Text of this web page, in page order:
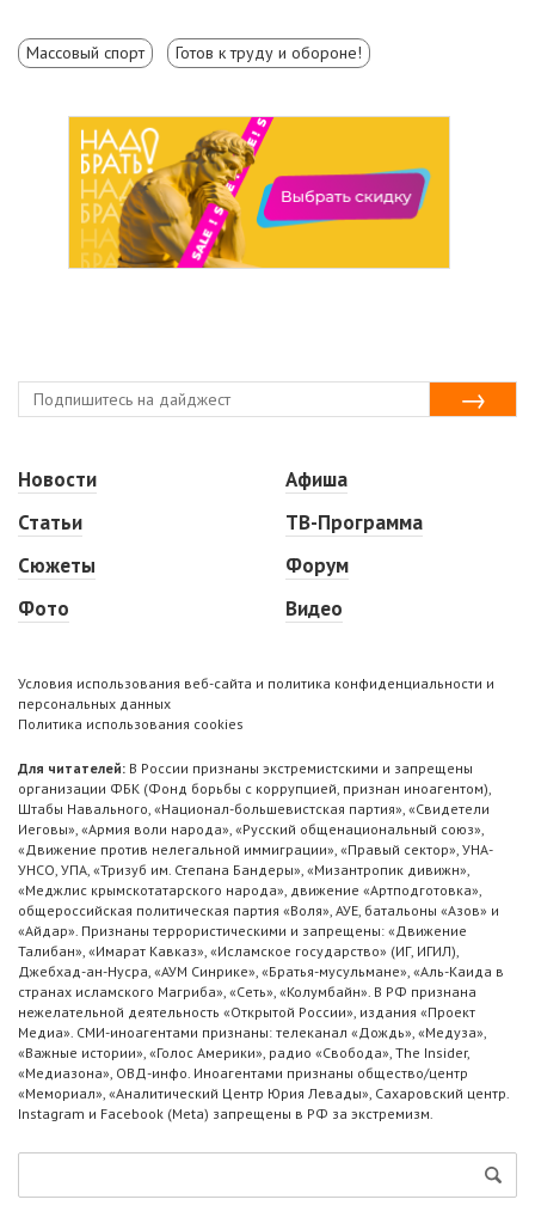
Массовый спорт Готов к труду и обороне!
Новости
Статьи
Сюжеты
Фото
Афиша
ТВ-Программа
Форум
Видео
Условия использования веб-сайта и политика конфиденциальности и
персональных данных
Политика использования cookies
Для читателей: В России признаны экстремистскими и запрещены
организации ФБК (Фонд борьбы с коррупцией, признан иноагентом),
Штабы Навального, «Национал-большевистская партия», «Свидетели
Иеговы», «Армия воли народа», «Русский общенациональный союз»,
«Движение против нелегальной иммиграции», «Правый сектор», УНА-
УНСО, УПА, «Тризуб им. Степана Бандеры», «Мизантропик дивижн»,
«Меджлис крымскотатарского народа», движение «Артподготовка»,
общероссийская политическая партия «Воля», АУЕ, батальоны «Азов» и
«Айдар». Признаны террористическими и запрещены: «Движение
Талибан», «Имарат Кавказ», «Исламское государство» (ИГ, ИГИЛ),
Джебхад-ан-Нусра, «АУМ Синрике», «Братья-мусульмане», «Аль-Каида в
странах исламского Магриба», «Сеть», «Колумбайн». В РФ признана
нежелательной деятельность «Открытой России», издания «Проект
Медиа». СМИ-иноагентами признаны: телеканал «Дождь», «Медуза»,
«Важные истории», «Голос Америки», радио «Свобода», The Insider,
«Медиазона», ОВД-инфо. Иноагентами признаны общество/центр
«Мемориал», «Аналитический Центр Юрия Левады», Сахаровский центр.
Instagram и Facebook (Metа) запрещены в РФ за экстремизм.